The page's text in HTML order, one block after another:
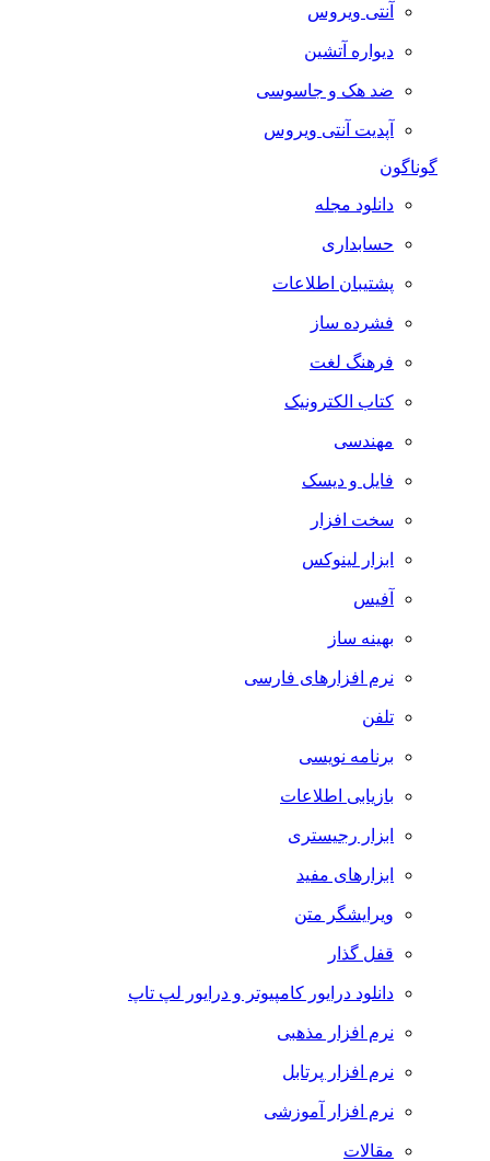
آنتی ویروس
دیواره آتشین
ضد هک و جاسوسی
آپدیت آنتی ویروس
گوناگون
دانلود مجله
حسابداری
پشتیبان اطلاعات
فشرده ساز
فرهنگ لغت
کتاب الکترونیک
مهندسی
فایل و دیسک
سخت افزار
ابزار لینوکس
آفیس
بهینه ساز
نرم افزارهای فارسی
تلفن
برنامه نویسی
بازیابی اطلاعات
ابزار رجیستری
ابزارهای مفید
ویرایشگر متن
قفل گذار
دانلود درایور کامپیوتر و درایور لپ تاپ
نرم افزار مذهبی
نرم افزار پرتابل
نرم افزار آموزشی
مقالات